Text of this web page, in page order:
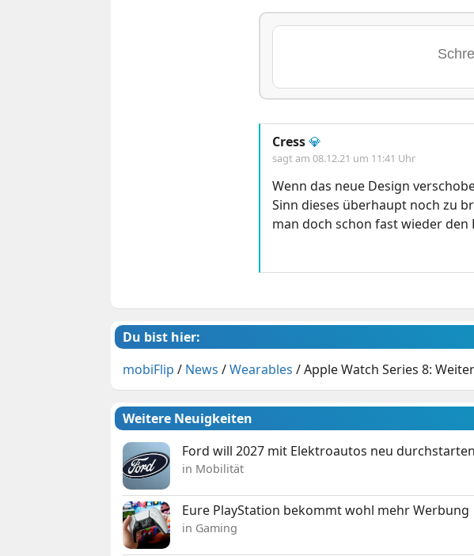
Cress💎
sagt am 08.12.21 um 11:41 Uhr
Wenn das neue Design
Sinn dieses überhaupt noch zu
man doch schon fast wieder den
Du bist hier:
mobiFlip / News /Wearables /Apple Watch Series 8:
Weitere Neuigkeiten
Ford will 2027 mit Elektroautos neu durchstarten
in Mobilität
Eure PlayStation bekommt wohl mehr Werbung
in Gaming